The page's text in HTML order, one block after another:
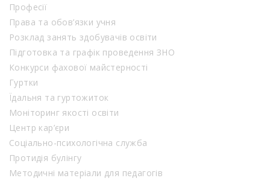
Професії
Права та обов’язки учня
Розклад занять здобувачів освіти
Підготовка та графік проведення ЗНО
Конкурси фахової майстерності
Гуртки
Їдальня та гуртожиток
Моніторинг якості освіти
Центр кар’єри
Соціально-психологічна служба
Протидія булінгу
Методичні матеріали для педагогів